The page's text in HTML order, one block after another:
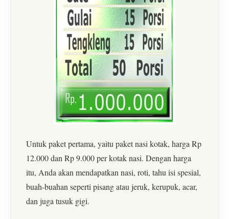
Untuk paket pertama, yaitu paket nasi kotak, harga Rp
12.000 dan Rp 9.000 per kotak nasi. Dengan harga
itu, Anda akan mendapatkan nasi, roti, tahu isi spesial,
buah-buahan seperti pisang atau jeruk, kerupuk, acar,
dan juga tusuk gigi.